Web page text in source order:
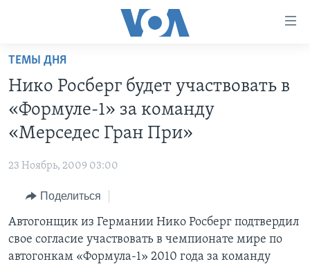
Перейти
основной
контент
Перейти
основной
навигации
Перейти
поиск
ПРОГРАММЫ
АМЕРИКА
ИТОГИ
ПОЧЕМУ ЭТО ВАЖНО?
ДИСКУССИЯ VOA
ПРОЕКТЫ
НАША АМЕРИКАНСКАЯ ИСТОРИЯ
А КАК В АМЕРИКЕ?
АРТЕФАКТЫ
АМЕРИКАНСКИЕ ГОРОДКИ
ИНТЕРВЬЮ
ФАКТЫ ПРОТИВ ФЕЙКОВ
ЗА СВОБОДУ ПРЕССЫ
УЧИМ АНГЛИЙСКИЙ
ТЕМЫ ДНЯ
Нико Росберг будет участвовать в
«Формуле-1» за команду
«Мерседес Гран При»
23 Ноябрь, 2009 03:00
Поделиться
Автогонщик из Германии Нико Росберг подтвердил
свое согласие участвовать в чемпионате мире по
автогонкам «Формула-1» 2010 года за команду